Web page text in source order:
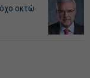
οκτώ